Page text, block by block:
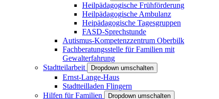
Heilpädagogische Frühförderung
Heilpädagogische Ambulanz
Heipädagogische Tagesgruppen
FASD-Sprechstunde
Autismus-Kompetenzzentrum Oberbilk
Fachberatungsstelle für Familien mit
Gewalterfahrung
Stadtteilarbeit
Dropdown umschalten
Ernst-Lange-Haus
Stadtteilladen Flingern
Hilfen für Familien
Dropdown umschalten